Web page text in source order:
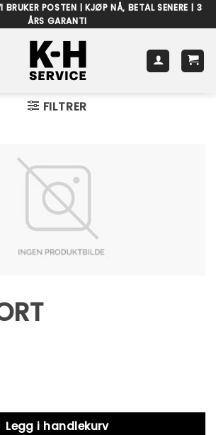
BRUKER POSTEN | KJØP NÅ, BETAL SENERE | 3
ÅRS GARANTI
FILTRER
Legg i handlekurv